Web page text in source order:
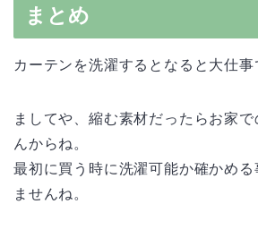
まとめ
カーテンを洗濯するとなると大仕事
ましてや、縮む素材だったらお家
んからね。
最初に買う時に洗濯可能か確かめ
ませんね。